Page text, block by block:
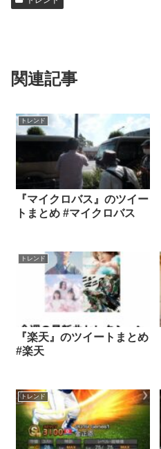
関連記事
トレンド
『マイクロバス』のツイー
トまとめ #マイクロバス
トレンド
『楽天』のツイートまとめ
#楽天
トレンド